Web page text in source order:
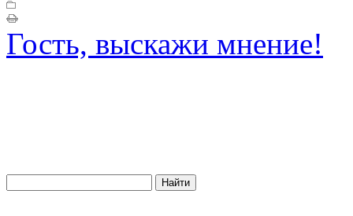
Гость, выскажи мнение!